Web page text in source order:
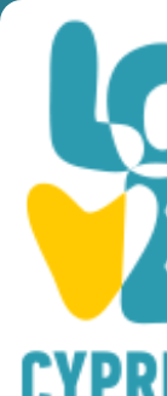
« All Events
This event has
30.7.2026
July 5 @ 8:30 pm
ΑΝΆΛΟΓΑ ΜΕ